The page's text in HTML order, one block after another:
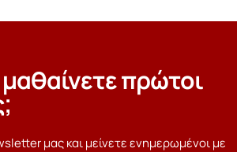
πρώτοι
μας και μείνετε ενημερωμένοι με